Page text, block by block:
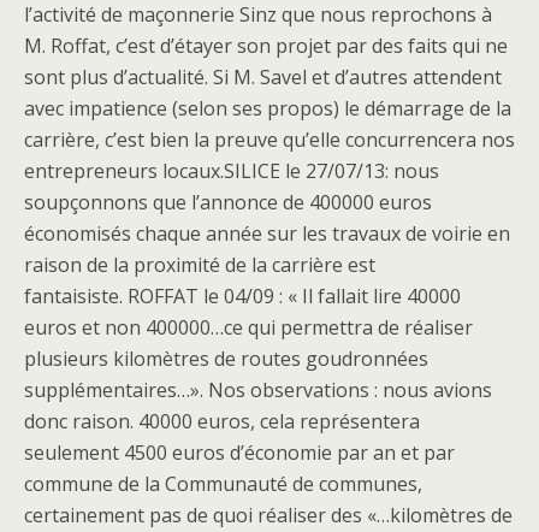
l’activité de maçonnerie Sinz que nous reprochons à
M. Roffat, c’est d’étayer son projet par des faits qui ne
sont plus d’actualité. Si M. Savel et d’autres attendent
avec impatience (selon ses propos) le démarrage de la
carrière, c’est bien la preuve qu’elle concurrencera nos
entrepreneurs locaux.SILICE le 27/07/13: nous
soupçonnons que l’annonce de 400000 euros
économisés chaque année sur les travaux de voirie en
raison de la proximité de la carrière est
fantaisiste. ROFFAT le 04/09 : « Il fallait lire 40000
euros et non 400000…ce qui permettra de réaliser
plusieurs kilomètres de routes goudronnées
supplémentaires…». Nos observations : nous avions
donc raison. 40000 euros, cela représentera
seulement 4500 euros d’économie par an et par
commune de la Communauté de communes,
certainement pas de quoi réaliser des «…kilomètres de